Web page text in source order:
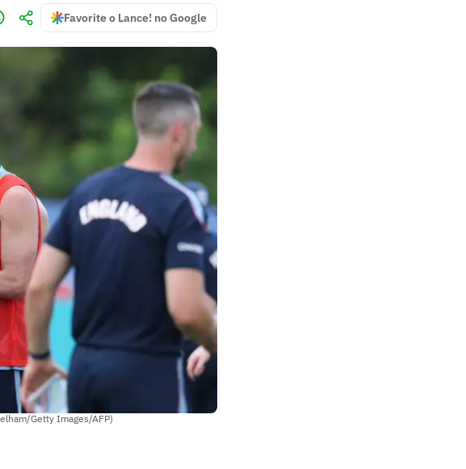
Favorite o Lance! no Google
Getty Images/AFP)